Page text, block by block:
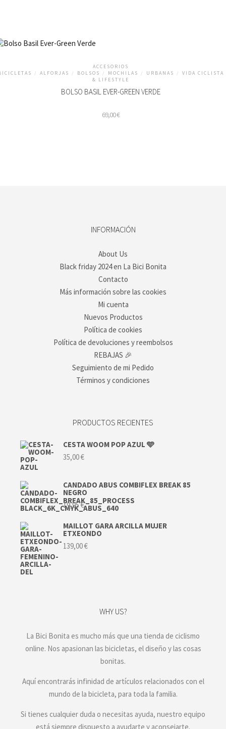
ACCESORIOS
/ ALFORJAS / BOLSOS / MOCHILAS / URBANAS /
VIDA CICLISTA
& LIFESTYLE
BOLSO BASIL EVER-GREEN VERDE
69,00€
INFORMACIÓN
About Us
Black friday 2024 en La Bici Bonita
Contacto
Más información sobre las cookies
Mi cuenta
Nuevos Productos
Política de cookies
Política de devoluciones y reembolsos
REBAJAS 🎉
Seguimiento de mi Pedido
Términos y condiciones
PRODUCTOS RECIENTES
CESTA WOOM POP AZUL 🩵
35,00€
CANDADO ABUS COMBIFLEX BREAK 85
NEGRO
19,95€
MAILLOT GARA ARCILLA MUJER
ETXEONDO
139,00€
WHY US?
La Bici Bonita es mucho más que una tienda de ciclismo
online. Nos apasionan las bicicletas, el diseño y las cosas
bonitas.
Aquí encontrarás infinidad de artículos relacionados con el
mundo de la bicicleta, para toda la familia.
Si tienes cualquier duda o necesitas ayuda, nuestro equipo
está siempre dispuesto a ayudarte y aconsejarte.